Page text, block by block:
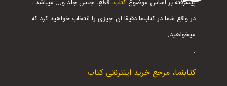
کتابنما، مرجع خرید اینترنتی کتاب
پیشرفته بر اساس موضوع کتاب، قطع، جنس جلد و... میباشد ،
در واقع شما در کتابنما دقیقا ان چیزی را انتخاب خواهید کرد که
میخواهید.
.